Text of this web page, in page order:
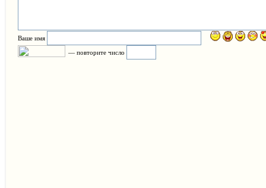
Ваше имя
— повторите число